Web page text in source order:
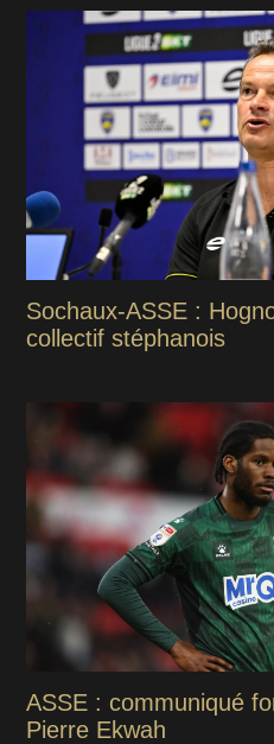
Sochaux-ASSE :
collectif stéphanois
ASSE : communiqué
Pierre Ekwah